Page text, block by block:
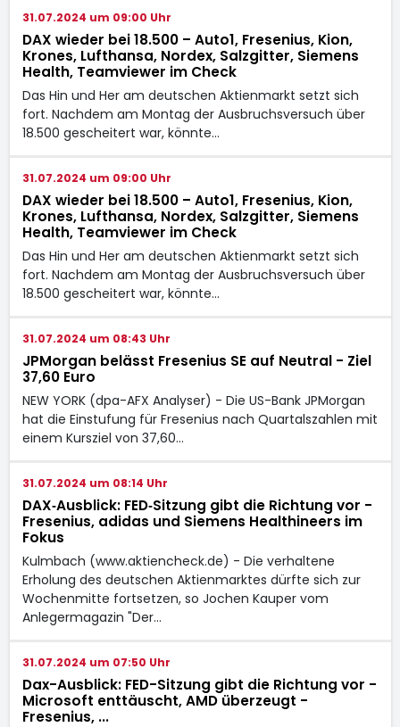
31.07.2024 um 09:00 Uhr
DAX wieder bei 18.500 – Auto1, Fresenius, Kion,
Krones, Lufthansa, Nordex, Salzgitter, Siemens
Health, Teamviewer im Check
Das Hin und Her am deutschen Aktienmarkt setzt sich
fort. Nachdem am Montag der Ausbruchsversuch über
18.500 gescheitert war, könnte…
31.07.2024 um 09:00 Uhr
DAX wieder bei 18.500 – Auto1, Fresenius, Kion,
Krones, Lufthansa, Nordex, Salzgitter, Siemens
Health, Teamviewer im Check
Das Hin und Her am deutschen Aktienmarkt setzt sich
fort. Nachdem am Montag der Ausbruchsversuch über
18.500 gescheitert war, könnte…
31.07.2024 um 08:43 Uhr
JPMorgan belässt Fresenius SE auf Neutral - Ziel
37,60 Euro
NEW YORK (dpa-AFX Analyser) - Die US-Bank JPMorgan
hat die Einstufung für Fresenius nach Quartalszahlen mit
einem Kursziel von 37,60…
31.07.2024 um 08:14 Uhr
DAX‑Ausblick: FED‑Sitzung gibt die Richtung vor -
Fresenius, adidas und Siemens Healthineers im
Fokus
Kulmbach (www.aktiencheck.de) - Die verhaltene
Erholung des deutschen Aktienmarktes dürfte sich zur
Wochenmitte fortsetzen, so Jochen Kauper vom
Anlegermagazin "Der…
31.07.2024 um 07:50 Uhr
Dax-Ausblick: FED-Sitzung gibt die Richtung vor -
Microsoft enttäuscht, AMD überzeugt -
Fresenius, ...